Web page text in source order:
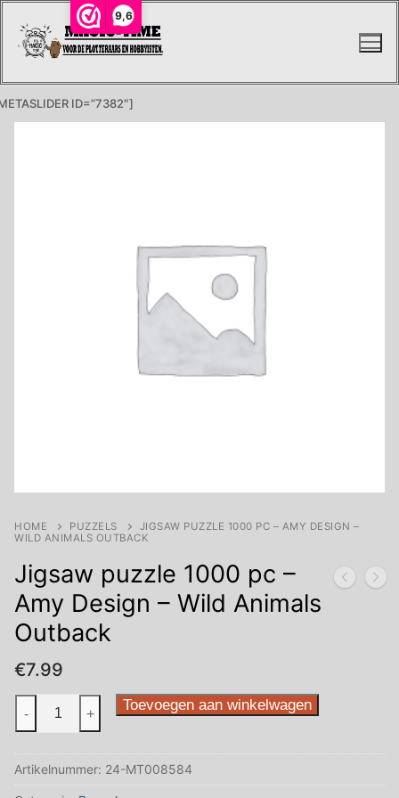
9,6
naar
ID=”7382″]
HOME PUZZELS
JIGSAW PUZZLE 1000 PC – AMY DESIGN –
WILD ANIMALS OUTBACK
Jigsaw puzzle 1000 pc –
Amy Design – Wild Animals
Outback
€7.99
Jigsaw
puzzle
pc
-
- + Toevoegen aan winkelwagen
Artikelnummer: 24-MT008584